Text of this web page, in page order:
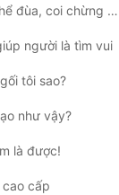
coi chừng dính bẫy
người là tìm vui
tôi sao?
như vậy?
là được!
cấp